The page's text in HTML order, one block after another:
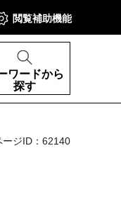
閲覧補助機能
ワードから
探す
ージID：62140